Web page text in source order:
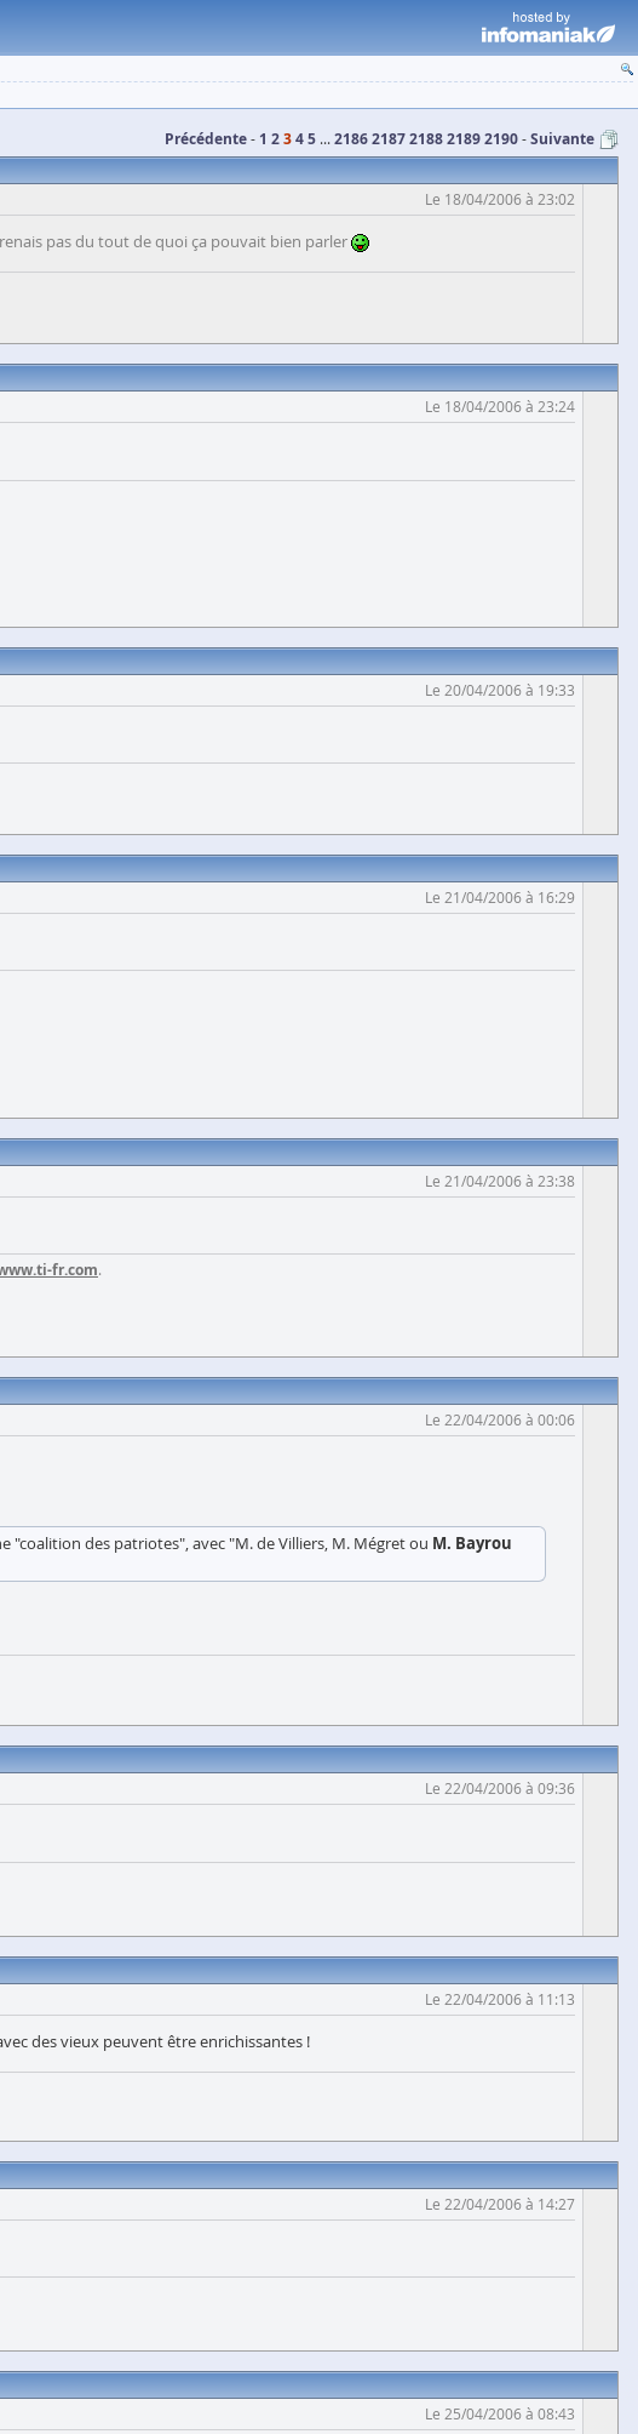
Précédente 1 2345 ... 21862187218821892190 Suivante
Le 18/04/2006 à 23:02
pas du tout de quoi ça pouvait bien parler
Le 18/04/2006 à 23:24
Le 20/04/2006 à 19:33
Le 21/04/2006 à 16:29
Le 21/04/2006 à 23:38
fr.com.
Le 22/04/2006 à 00:06
"coalition des patriotes", avec "M. de Villiers, M. Mégret ou M. Bayrou
Le 22/04/2006 à 09:36
Le 22/04/2006 à 11:13
des vieux peuvent être enrichissantes !
Le 22/04/2006 à 14:27
Le 25/04/2006 à 08:43